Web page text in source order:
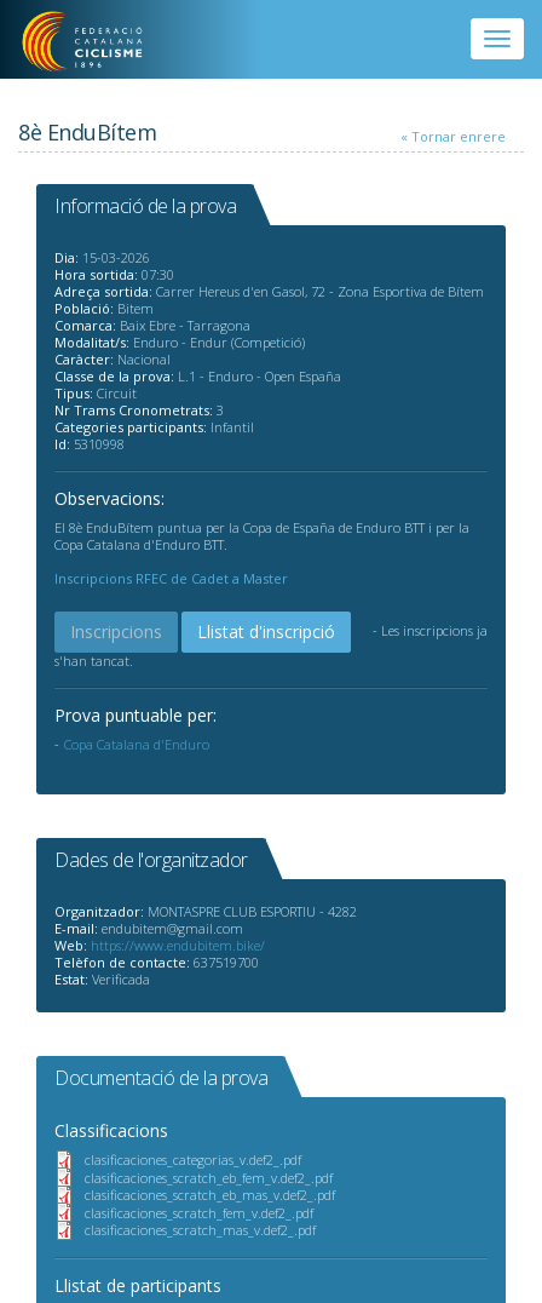
Vés al contingut
Toggle
8è EnduBítem
Informació de la prova
Dia: 15-03-2026
Hora sortida: 07:30
Adreça sortida: Carrer Hereus d'en Gasol, 72 - Zona Esportiva de Bítem
Població: Bitem
Comarca: Baix Ebre - Tarragona
Modalitat/s: Enduro - Endur (Competició)
Caràcter: Nacional
Classe de la prova: L.1 - Enduro - Open España
Tipus: Circuit
Nr Trams Cronometrats: 3
Categories participants: Infantil
Id: 5310998
Observacions:
El 8è EnduBítem puntua per la Copa de España de Enduro BTT i per la
Copa Catalana d'Enduro BTT.
Inscripcions RFEC de Cadet a Master
Inscripcions Llistat d'inscripció
- Les inscripcions ja
s'han tancat.
Prova puntuable per:
Copa Catalana d'Enduro
Dades de l'organitzador
Organitzador: MONTASPRE CLUB ESPORTIU - 4282
E-mail: endubitem@gmail.com
Web: https://www.endubitem.bike/
Telèfon de contacte: 637519700
Estat: Verificada
Documentació de la prova
Classificacions
clasificaciones_categorias_v.def2_.pdf
clasificaciones_scratch_eb_fem_v.def2_.pdf
clasificaciones_scratch_eb_mas_v.def2_.pdf
clasificaciones_scratch_fem_v.def2_.pdf
clasificaciones_scratch_mas_v.def2_.pdf
Llistat de participants
« Tornar enrere